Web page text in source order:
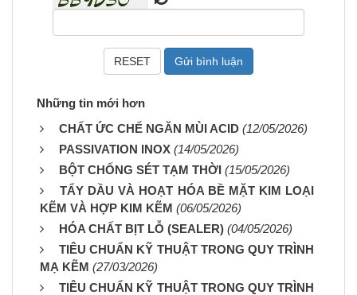
Những tin mới hơn
CHẤT ỨC CHẾ NGĂN MÙI ACID (12/05/2026)
PASSIVATION INOX (14/05/2026)
BỘT CHỐNG SÉT TẠM THỜI (15/05/2026)
TẨY DẦU VÀ HOẠT HÓA BỀ MẶT KIM LOẠI
KẼM VÀ HỢP KIM KẼM (06/05/2026)
HÓA CHẤT BỊT LỖ (SEALER) (04/05/2026)
TIÊU CHUẨN KỸ THUẬT TRONG QUY TRÌNH
MẠ KẼM (27/03/2026)
TIÊU CHUẨN KỸ THUẬT TRONG QUY TRÌNH